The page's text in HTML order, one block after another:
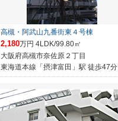
高槻・阿武山九番街東４号棟
2,180万円 4LDK/99.80㎡
大阪府高槻市奈佐原２丁目
東海道本線「摂津富田」駅 徒歩47分